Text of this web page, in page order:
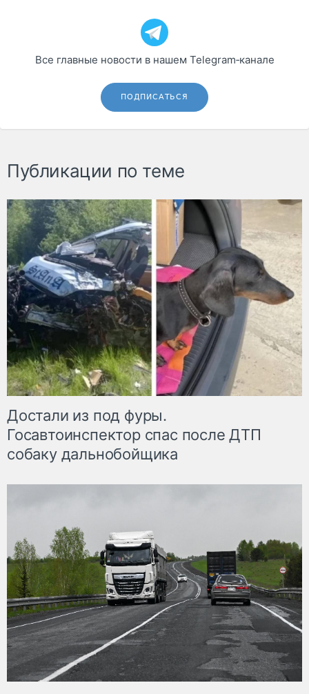
Все главные новости в нашем Telegram‑канале
ПОДПИСАТЬСЯ
Публикации по теме
Достали из под фуры.
Госавтоинспектор спас после ДТП
собаку дальнобойщика